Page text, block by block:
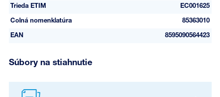
Trieda ETIM EC001625
Colná nomenklatúra 85363010
EAN 8595090564423
Súbory na stiahnutie